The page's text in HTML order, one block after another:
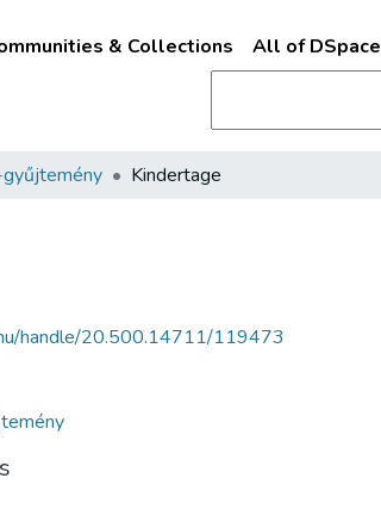
& Collections All of DSpace
Kindertage
handle/20.500.14711/119473